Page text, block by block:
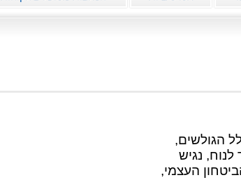
הגולשים,
נגיש
העצמי,